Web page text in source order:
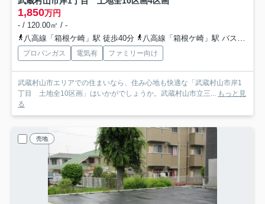
1,850万円
- / 120.00㎡ / -
八高線「箱根ケ崎」駅 徒歩40分
八高線「箱根ケ崎」駅 バス7分 「三ツ木地区会館」 停歩3分
プロパンガス 電気有 ファミリー向け
武蔵村山市エリアでの住まいなら、住み心地も快適な「武蔵村山市岸1
丁目 土地全10区画」はいかがでしょうか。武蔵村山市立三... もっと見
る
売地